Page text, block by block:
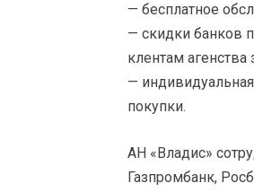
— бесплатное
— скидки банков
клентам
—
покупки.
АН «Владис»
Газпромбанк,